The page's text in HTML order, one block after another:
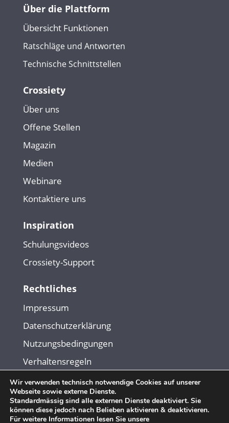
Über die Plattform
Übersicht Funktionen
Ratschläge und Antworten
Technische Schnittstellen
Crossiety
Über uns
Offene Stellen
Magazin
Medien
Webinare
Kontaktiere uns
Inspiration
Schulungsvideos
Crossiety-Support
Rechtliches
Impressum
Datenschutzerklärung
Nutzungsbedingungen
Verhaltensregeln
© Copyright 2026. Crossiety AG. Alle Rechte vorbehalten.
Wir verwenden technisch notwendige Cookies auf unserer
Webseite sowie externe Dienste.
Standardmässig sind alle externen Dienste deaktiviert. Sie
können diese jedoch nach Belieben aktivieren & deaktivieren.
Für weitere Informationen lesen Sie unsere